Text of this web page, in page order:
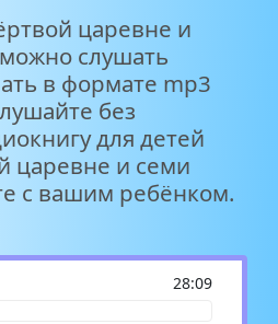
царевне и
слушать
в формате mp3
без
для детей
царевне и семи
с вашим ребёнком.
28:09